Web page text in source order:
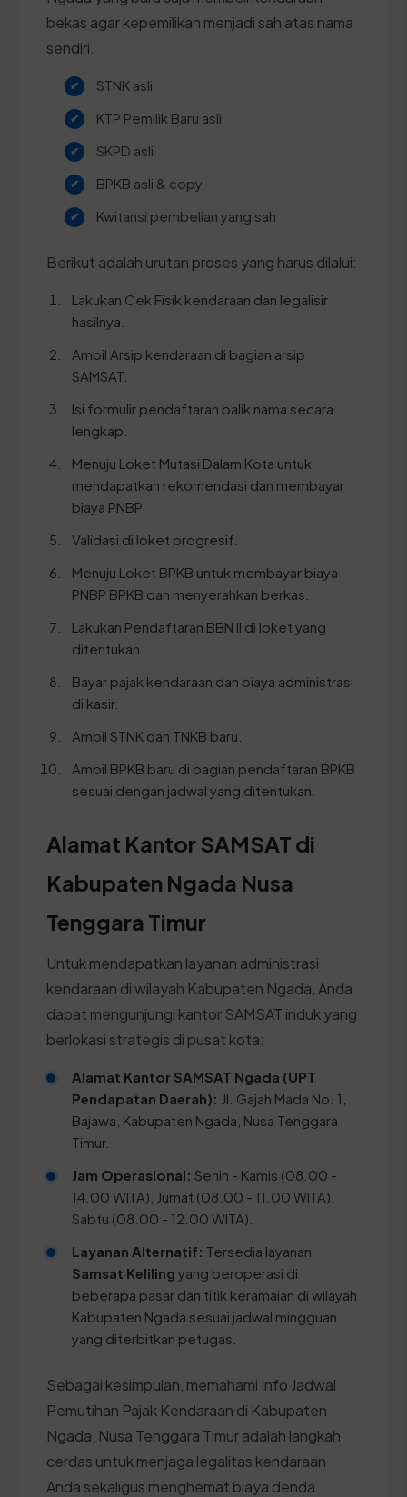
bekas agar kepemilikan menjadi sah atas nama
sendiri.
STNK asli
KTP Pemilik Baru asli
SKPD asli
BPKB asli & copy
Kwitansi pembelian yang sah
Berikut adalah urutan proses yang harus dilalui:
Lakukan Cek Fisik kendaraan dan legalisir
hasilnya.
Ambil Arsip kendaraan di bagian arsip
SAMSAT.
Isi formulir pendaftaran balik nama secara
lengkap.
Menuju Loket Mutasi Dalam Kota untuk
mendapatkan rekomendasi dan membayar
biaya PNBP.
Validasi di loket progresif.
Menuju Loket BPKB untuk membayar biaya
PNBP BPKB dan menyerahkan berkas.
Lakukan Pendaftaran BBN II di loket yang
ditentukan.
Bayar pajak kendaraan dan biaya administrasi
di kasir.
Ambil STNK dan TNKB baru.
Ambil BPKB baru di bagian pendaftaran BPKB
sesuai dengan jadwal yang ditentukan.
Alamat Kantor SAMSAT di
Kabupaten Ngada Nusa
Tenggara Timur
Untuk mendapatkan layanan administrasi
kendaraan di wilayah Kabupaten Ngada, Anda
dapat mengunjungi kantor SAMSAT induk yang
berlokasi strategis di pusat kota:
Alamat Kantor SAMSAT Ngada (UPT
Pendapatan Daerah): Jl. Gajah Mada No. 1,
Bajawa, Kabupaten Ngada, Nusa Tenggara
Timur.
Jam Operasional: Senin - Kamis (08.00 -
14.00 WITA), Jumat (08.00 - 11.00 WITA),
Sabtu (08.00 - 12.00 WITA).
Layanan Alternatif: Tersedia layanan
Samsat Keliling yang beroperasi di
beberapa pasar dan titik keramaian di wilayah
Kabupaten Ngada sesuai jadwal mingguan
yang diterbitkan petugas.
Sebagai kesimpulan, memahami Info Jadwal
Pemutihan Pajak Kendaraan di Kabupaten
Ngada, Nusa Tenggara Timur adalah langkah
cerdas untuk menjaga legalitas kendaraan
Anda sekaligus menghemat biaya denda.